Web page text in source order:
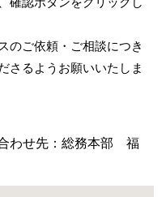
のご依頼・ご相談につき
さるようお願いいたしま
わせ先：総務本部 福